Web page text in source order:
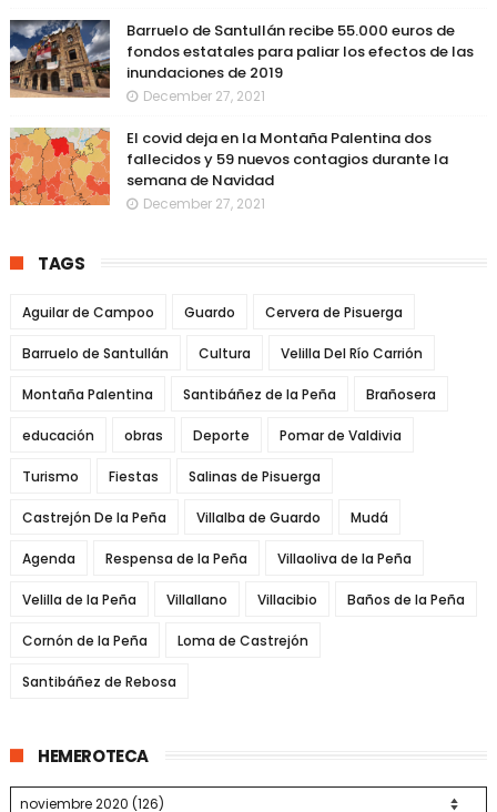
Barruelo de Santullán recibe 55.000 euros de
fondos estatales para paliar los efectos de las
inundaciones de 2019
December 27, 2021
El covid deja en la Montaña Palentina dos
fallecidos y 59 nuevos contagios durante la
semana de Navidad
December 27, 2021
TAGS
Aguilar de Campoo Guardo Cervera de Pisuerga
Barruelo de Santullán Cultura Velilla Del Río Carrión
Montaña Palentina Santibáñez de la Peña Brañosera
educación obras Deporte Pomar de Valdivia
Turismo Fiestas Salinas de Pisuerga
Castrejón De la Peña Villalba de Guardo Mudá
Agenda Respensa de la Peña Villaoliva de la Peña
Velilla de la Peña Villallano Villacibio Baños de la Peña
Cornón de la Peña Loma de Castrejón
Santibáñez de Rebosa
HEMEROTECA